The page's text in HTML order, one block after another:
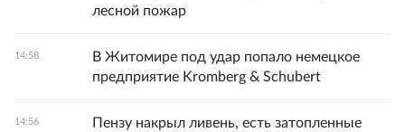
лесной пожар
14:58
В Житомире под удар попало немецкое
предприятие Kromberg & Schubert
14:56
Пензу накрыл ливень, есть затопленные